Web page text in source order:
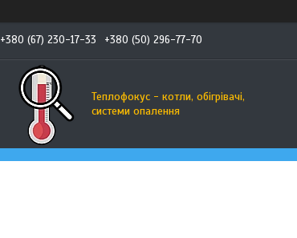
+380 (67) 230-17-33 +380 (50) 296-77-70
Теплофокус - котли, обігрівачі,
системи опалення